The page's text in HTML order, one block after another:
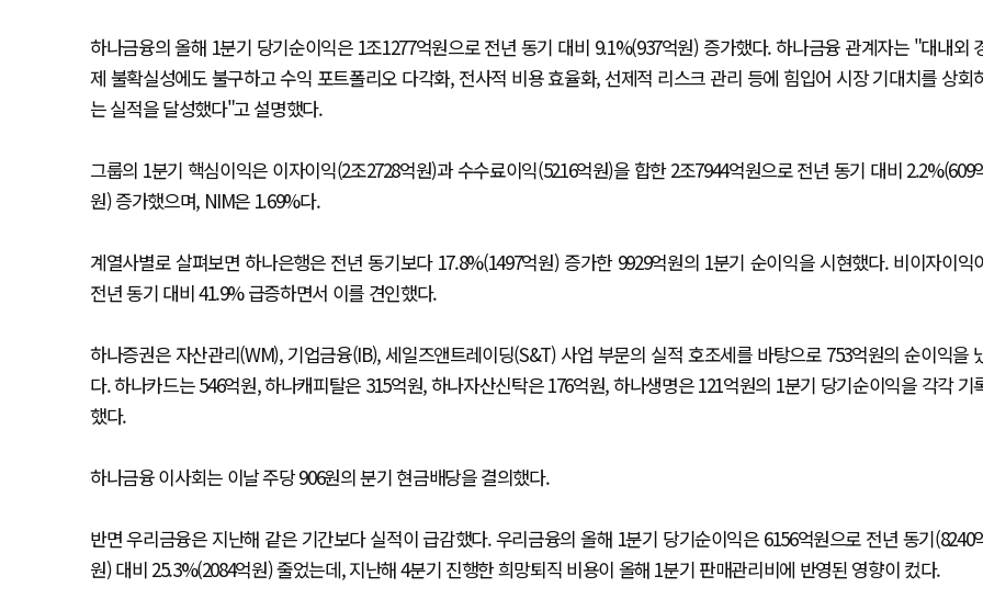
하나금융의 올해 1분기 당기순이익은 1조1277억원으로 전년 동기 대비 9.1%(937억원) 증가했다. 하나금융 관계자는 "대내외
제 불확실성에도 불구하고 수익 포트폴리오 다각화, 전사적 비용 효율화, 선제적 리스크 관리 등에 힘입어 시장 기대치를 상회
는 실적을 달성했다"고 설명했다.
그룹의 1분기 핵심이익은 이자이익(2조2728억원)과 수수료이익(5216억원)을 합한 2조7944억원으로 전년 동기 대비 2.2%(609
원) 증가했으며, NIM은 1.69%다.
계열사별로 살펴보면 하나은행은 전년 동기보다 17.8%(1497억원) 증가한 9929억원의 1분기 순이익을 시현했다. 비이자이익
전년 동기 대비 41.9% 급증하면서 이를 견인했다.
하나증권은 자산관리(WM), 기업금융(IB), 세일즈앤트레이딩(S&T) 사업 부문의 실적 호조세를 바탕으로 753억원의 순이익을
다. 하나카드는 546억원, 하나캐피탈은 315억원, 하나자산신탁은 176억원, 하나생명은 121억원의 1분기 당기순이익을 각각 기
했다.
하나금융 이사회는 이날 주당 906원의 분기 현금배당을 결의했다.
반면 우리금융은 지난해 같은 기간보다 실적이 급감했다. 우리금융의 올해 1분기 당기순이익은 6156억원으로 전년 동기(8240
원) 대비 25.3%(2084억원) 줄었는데, 지난해 4분기 진행한 희망퇴직 비용이 올해 1분기 판매관리비에 반영된 영향이 컸다.